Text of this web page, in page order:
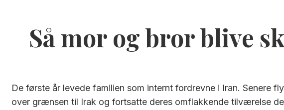
Så mor og bror blive
De første år levede familien som internt fordrevne i Iran. Senere
over grænsen til Irak og fortsatte deres omflakkende tilværelse